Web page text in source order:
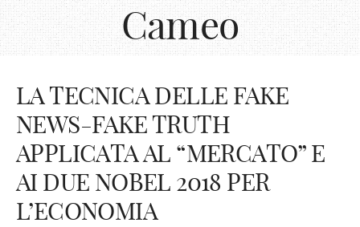
Cameo
LA TECNICA DELLE FAKE
NEWS-FAKE TRUTH
APPLICATA AL “MERCATO” E
AI DUE NOBEL 2018 PER
L’ECONOMIA